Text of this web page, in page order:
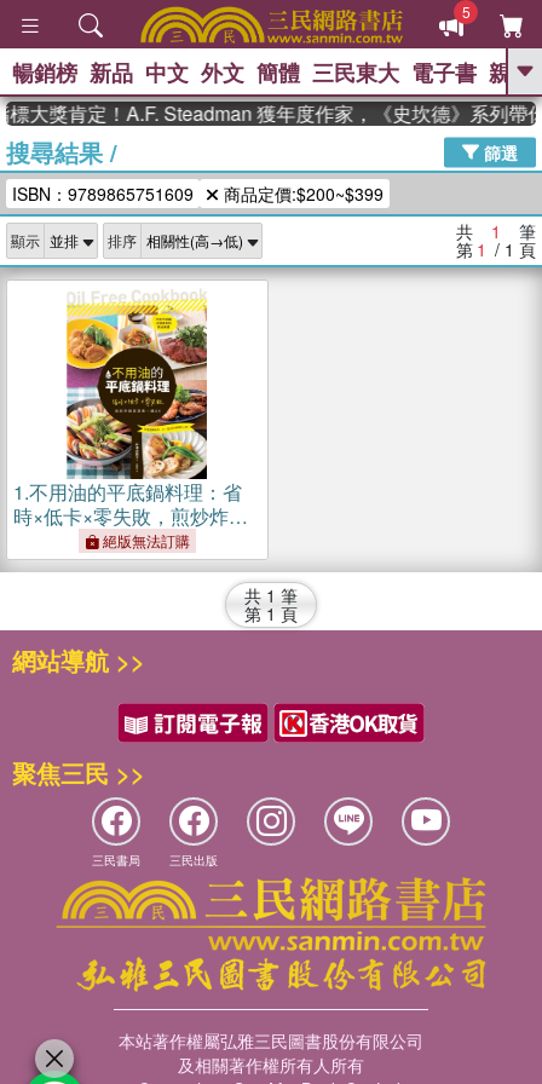
5
GO
高希均教授回憶錄
、 The Odyssey 、 父親節 、 如果歷
史是一群喵 、 暑期推薦
獎 臺灣漫遊錄 、 方念華 、 台灣的李
登輝時代
數學女孩：黎曼猜想 、
偉大的迷走神經
暢銷榜 新品 中文 外文 簡體 三民東大 電子書 親子
大獎肯定！A.F. Steadman 獲年度作家，《史坎德》系列帶
搜尋結果/
篩選
ISBN：9789865751609
商品定價:$200~$399
顯示 排序 共 1 筆
第 1 / 1 頁
1.不用油的平底鍋料理：省
時×低卡×零失敗，煎炒炸燉
蒸燙煮一鍋OK絕版無法訂購
共 1 筆
第 1 頁
網站導航 >>
聚焦三民 >>
三民書局 三民出版
本站著作權屬弘雅三民圖書股份有限公司
及相關著作權所有人所有